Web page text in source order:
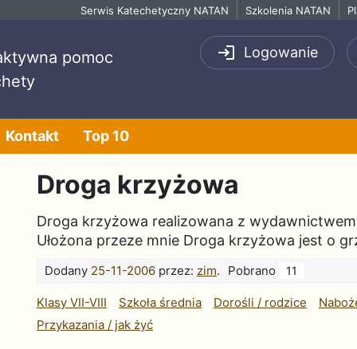
Serwis Katechetyczny NATAN Szkolenia NATAN
pomoc
Logowanie
Kontakt Top 10
Droga krzyżowa
Droga krzyżowa realizowana z
Ułożona przeze mnie Droga krzyżowa jest o
Dodany 25-11-2006przez: zim. Pobrano 11
Klasy VII-VIII Szkoła średnia Dorośli / rodzice
Przykazania / jak żyć